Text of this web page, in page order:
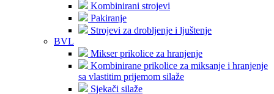
Kombinirani strojevi
Pakiranje
Strojevi za drobljenje i ljuštenje
BVL
Mikser prikolice za hranjenje
Kombinirane prikolice za miksanje i hranjenje
sa vlastitim prijemom silaže
Sjekači silaže